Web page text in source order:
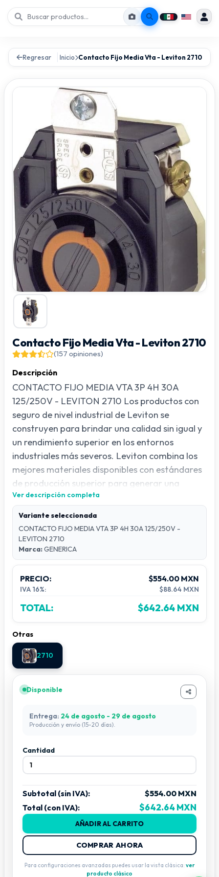
Regresar Inicio Contacto Fijo Media Vta - Leviton 2710
Contacto Fijo Media Vta - Leviton 2710
(157 opiniones)
Descripción
CONTACTO FIJO MEDIA VTA 3P 4H 30A
125/250V - LEVITON 2710 Los productos con
seguro de nivel industrial de Leviton se
construyen para brindar una calidad sin igual y
un rendimiento superior en los entornos
industriales más severos. Leviton combina los
mejores materiales disponibles con estándares
de producción superior para generar una
amplia selección de productos con seguro que
cuentan con flexibilidad y seguridad
inigualables.
Material:
Cantidad de tomas:
Corriente nominal:
Ver descripción completa
Variante seleccionada
CONTACTO FIJO MEDIA VTA 3P 4H 30A 125/250V -
LEVITON 2710
Marca:GENERICA
PRECIO: $554.00 MXN
IVA 16%: $88.64 MXN
TOTAL: $642.64 MXN
Otras
2710
Disponible
Entrega: 24 de agosto - 29 de agosto
Producción y envío (15-20 días).
Cantidad
Subtotal (sin IVA):
$554.00 MXN
Total (con IVA):
$642.64 MXN
AÑADIR AL CARRITO
COMPRAR AHORA
Para configuraciones avanzadas puedes usar la vista clásica: ver
producto clásico